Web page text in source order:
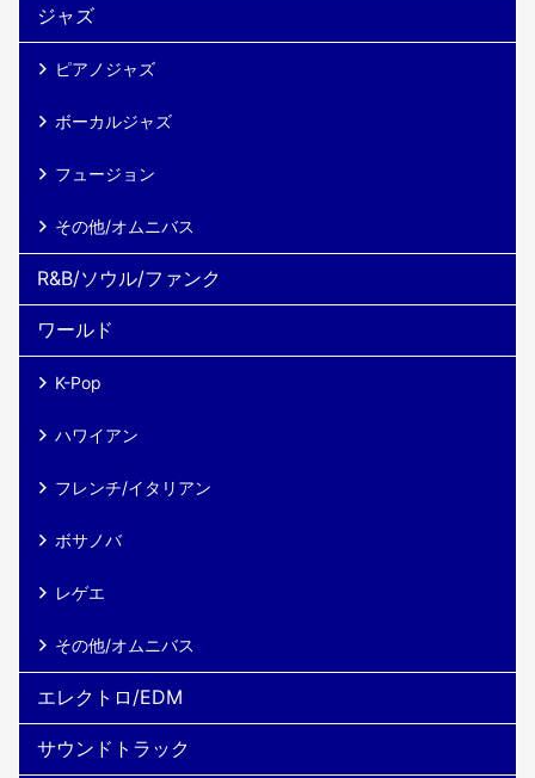
ジャズ
ピアノジャズ
ボーカルジャズ
フュージョン
その他/オムニバス
R&B/ソウル/ファンク
ワールド
K-Pop
ハワイアン
フレンチ/イタリアン
ボサノバ
レゲエ
その他/オムニバス
エレクトロ/EDM
サウンドトラック